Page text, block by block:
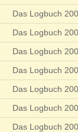
Das Logbuch
Das Logbuch
Das Logbuch
Das Logbuch
Das Logbuch
Das Logbuch
Das Logbuch